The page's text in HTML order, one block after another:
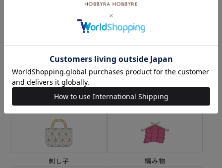
カテゴリーから探す
生地 キット
刺し子 編み物